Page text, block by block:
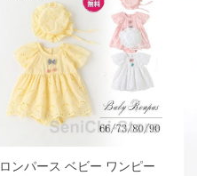
ロンパース ベビー ワンピー